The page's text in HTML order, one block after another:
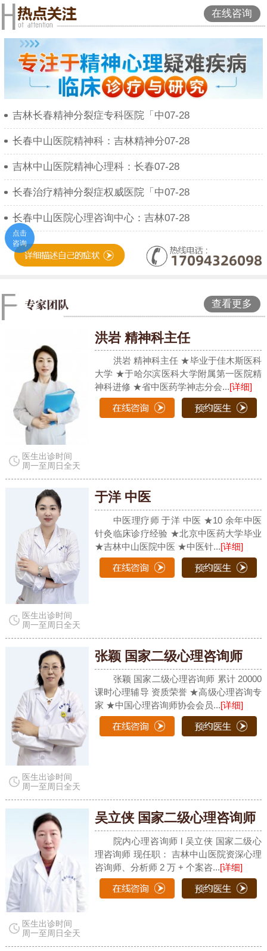
在线咨询
吉林长春精神分裂症专科医院「中07-28
长春中山医院精神科：吉林精神分07-28
吉林中山医院精神心理科：长春07-28
长春治疗精神分裂症权威医院「中07-28
长春中山医院心理咨询中心：吉林07-28
查看更多
医生出诊时间
周一至周日全天
洪岩 精神科主任
洪岩 精神科主任 ★毕业于佳木斯医科
大学 ★于哈尔滨医科大学附属第一医院精
神科进修 ★省中医药学神志分会...[详细]
医生出诊时间
周一至周日全天
于洋 中医
中医理疗师 于洋 中医 ★10 余年中医
针灸临床诊疗经验 ★北京中医药大学毕业
★吉林中山医院中医 ★中医针...[详细]
医生出诊时间
周一至周日全天
张颖 国家二级心理咨询师
张颖 国家二级心理咨询师 累计 20000
课时心理辅导 资质荣誉 ★高级心理咨询专
家 ★中国心理咨询师协会会员...[详细]
医生出诊时间
周一至周日全天
吴立侠 国家二级心理咨询师
院内心理咨询师 l 吴立侠 国家二级心
理咨询师 现任职： 吉林中山医院资深心理
咨询师、分析师 2 万 + 个案咨...[详细]
点击
咨询